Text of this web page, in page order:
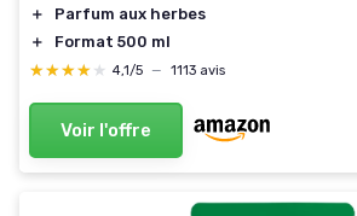
＋
Parfum aux herbes
＋
Format 500 ml
★★★★★
★★★★★ 4,1/5 — 1113 avis
Voir l'offre